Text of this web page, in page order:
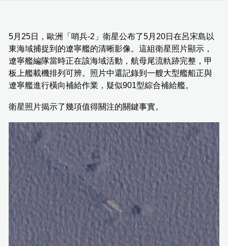
5月25日，歐洲「哨兵-2」衛星公布了5月20日在呂宋島以
東海域捕捉到的遼寧艦的清晰影像。這組衛星照片顯示，
遼寧艦編隊當時正在該海域活動，航母尾流軌跡完整，甲
板上艦載機排列可辨。照片中還記錄到一艘大型艦船正與
遼寧艦進行橫向補給作業，疑似901型綜合補給艦。
衛星照片揭示了幾項值得關注的關鍵事實。